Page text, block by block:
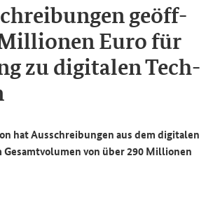
ge­öff­
Euro für
zu di­gi­ta­len Tech­
hat Aus­schrei­bun­gen aus dem di­gi­ta­len
Ge­samt­vo­lu­men von über 290 Mil­lio­nen